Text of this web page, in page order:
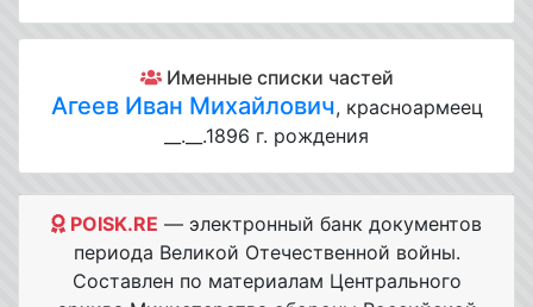
Именные списки частей
Агеев Иван Михайлович, красноармеец
__.__.1896 г. рождения
POISK.RE — электронный банк документов
периода Великой Отечественной войны.
Составлен по материалам Центрального